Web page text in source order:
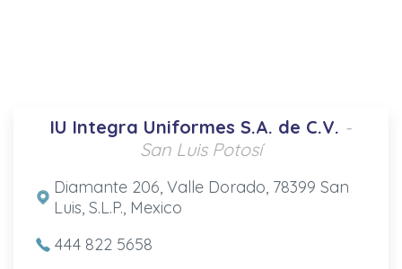
IU Integra Uniformes S.A. de C.V. -
San Luis Potosí
Diamante 206, Valle Dorado, 78399 San
Luis, S.L.P., Mexico
444 822 5658